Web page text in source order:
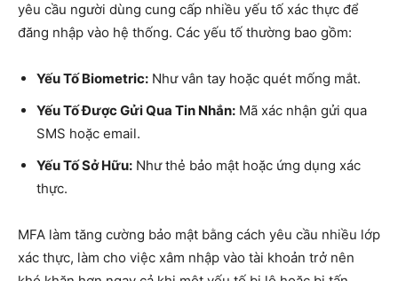
yêu cầu người dùng cung cấp nhiều yếu tố xác thực để
đăng nhập vào hệ thống. Các yếu tố thường bao gồm:
Yếu Tố Biometric: Như vân tay hoặc quét mống mắt.
Yếu Tố Được Gửi Qua Tin Nhắn: Mã xác nhận gửi qua
SMS hoặc email.
Yếu Tố Sở Hữu: Như thẻ bảo mật hoặc ứng dụng xác
thực.
MFA làm tăng cường bảo mật bằng cách yêu cầu nhiều lớp
xác thực, làm cho việc xâm nhập vào tài khoản trở nên